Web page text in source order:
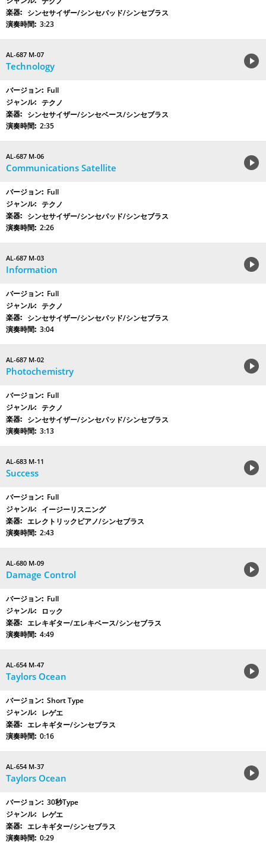
シンセサイザー/シンセパッド/シンセブラス
3:23
AL-687 M-07
Technology
Full
テクノ
シンセサイザー/シンセベース/シンセブラス
2:35
AL-687 M-06
Communications Satellite
Full
テクノ
シンセサイザー/シンセパッド/シンセブラス
2:26
AL-687 M-03
Information
Full
テクノ
シンセサイザー/シンセパッド/シンセブラス
3:04
AL-687 M-02
Photochemistry
Full
テクノ
シンセサイザー/シンセパッド/シンセブラス
3:13
AL-683 M-11
Success
Full
イージーリスニング
エレクトリックピアノ/シンセブラス
2:43
AL-680 M-09
Damage Control
Full
ロック
エレキギター/エレキベース/シンセブラス
4:49
AL-654 M-47
Taylors Ocean
Short Type
レゲエ
エレキギター/シンセブラス
0:16
AL-654 M-37
Taylors Ocean
30秒Type
レゲエ
エレキギター/シンセブラス
0:29